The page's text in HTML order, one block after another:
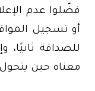
فضّلوا عدم
أو تسجيل
للصداقة ثانيًا،
معناه حين